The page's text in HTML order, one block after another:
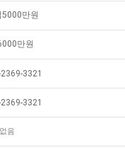
5000만원
만원
3321
3321
음